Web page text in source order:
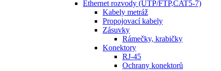
Ethernet rozvody (UTP/FTP,CAT5-7)
Kabely metráž
Propojovací kabely
Zásuvky
Rámečky, krabičky
Konektory
RJ-45
Ochrany konektorů